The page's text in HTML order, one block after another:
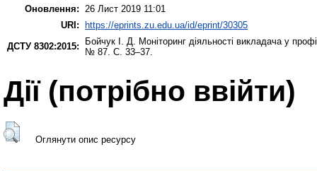
Оновлення: 26 Лист 2019 11:01
URI:
https://eprints.zu.edu.ua/id/eprint/30305
ДСТУ 8302:2015:
Бойчук І. Д. Моніторинг діяльності викладача у
№ 87. С. 33–37.
Дії ​​(потрібно ввійти)
Оглянути опис ресурсу